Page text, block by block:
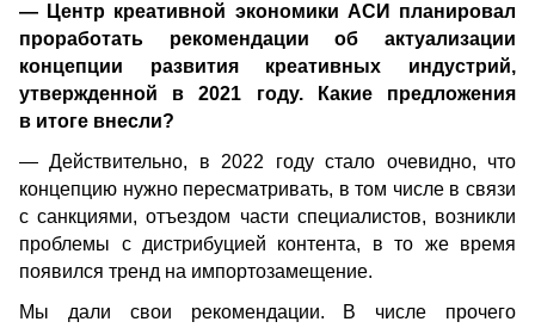
— Центр креативной экономики АСИ планировал
проработать рекомендации об актуализации
концепции развития креативных индустрий,
утвержденной в 2021 году. Какие предложения
в итоге внесли?
— Действительно, в 2022 году стало очевидно, что
концепцию нужно пересматривать, в том числе в связи
с санкциями, отъездом части специалистов, возникли
проблемы с дистрибуцией контента, в то же время
появился тренд на импортозамещение.
Мы дали свои рекомендации. В числе прочего